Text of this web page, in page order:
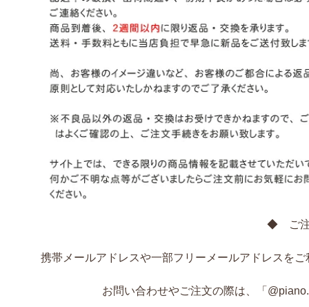
◆ ご注
携帯メールアドレスや一部フリーメールアドレスを
お問い合わせやご注文の際は、「